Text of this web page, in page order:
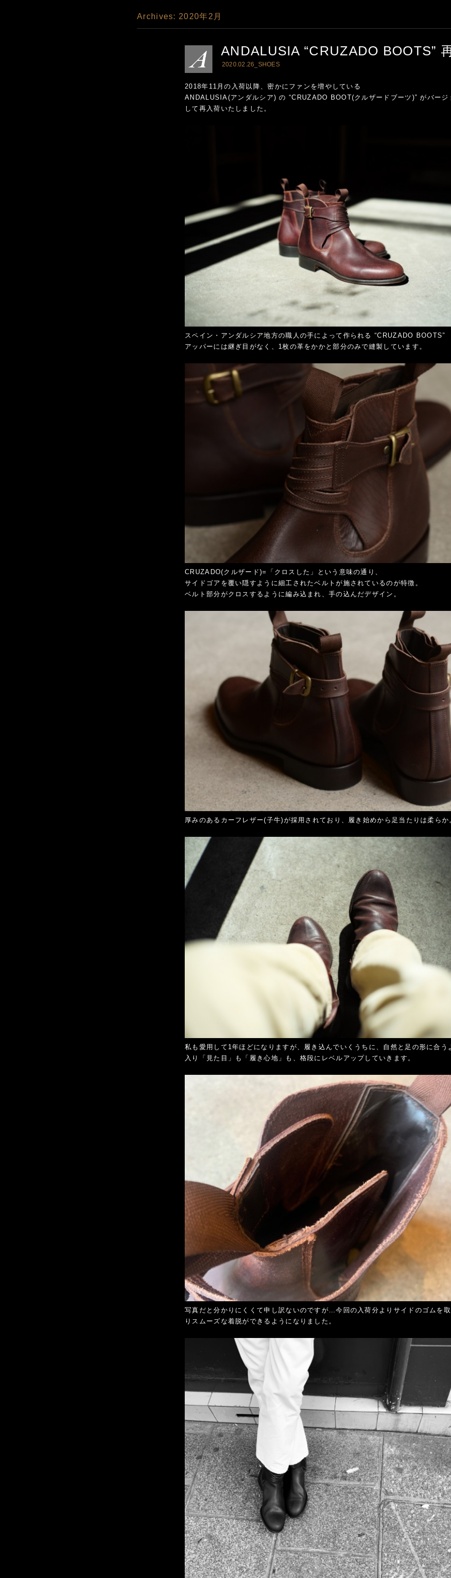
Archives: 2020年2月
ANDALUSIA “CRUZADO BOOTS”
2020.02.26_ SHOES
2018年11月の入荷以降、密かにファンを増やしている
ANDALUSIA(アンダルシア) の “CRUZADO BOOT(クルザードブーツ)” がバージ
して再入荷いたしました。
スペイン・アンダルシア地方の職人の手によって作られる “CRUZADO BOOTS”
アッパーには継ぎ目がなく、1枚の革をかかと部分のみで縫製しています。
CRUZADO(クルザード)=「クロスした」という意味の通り、
サイドゴアを覆い隠すように細工されたベルトが施されているのが特徴。
ベルト部分がクロスするように編み込まれ、手の込んだデザイン。
厚みのあるカーフレザー(子牛)が採用されており、履き始めから足当たりは柔らか
私も愛用して1年ほどになりますが、履き込んでいくうちに、自然と足の形に合う
入り「見た目」も「履き心地」も、格段にレベルアップしていきます。
写真だと分かりにくくて申し訳ないのですが…今回の入荷分よりサイドのゴムを
りスムーズな着脱ができるようになりました。